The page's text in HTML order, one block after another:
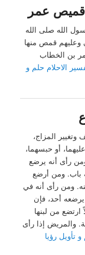
قميص عمر
الله صلى الله
وعليهم قمص منها
بن الخطاب
الاحلام حلم و
وتغيير المزاج،
أو حبسهما،
رأى أنه يرضع
باب. ومن أرضع
ومن رأى أنه في
يرضعه أحد، فإن
من لبنها
والمريض إذا رأى
تأويل رؤيا